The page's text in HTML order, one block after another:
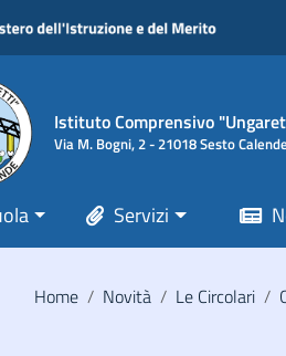
Istituto Comprensivo
Via M. Bogni, 2 - 21018 Sesto
Servizi
Home / Novità / Le Circolari /